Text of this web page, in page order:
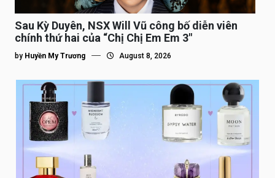
Sau Kỳ Duyên, NSX Will Vũ công bố diễn viên
chính thứ hai của “Chị Chị Em Em 3″
by Huyền My Trương August 8, 2026